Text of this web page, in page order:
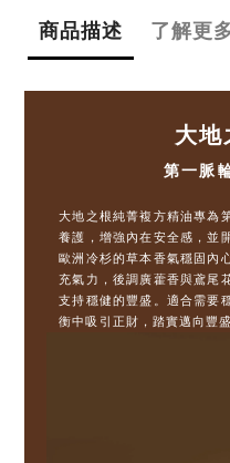
商品描述 了解更
大地
第一脈
大地之根純菁複方精油專為
養護，增強內在安全感，並
歐洲冷杉的草本香氣穩固內
充氣力，後調廣藿香與鳶尾
支持穩健的豐盛。適合需要
衡中吸引正財，踏實邁向豐盛